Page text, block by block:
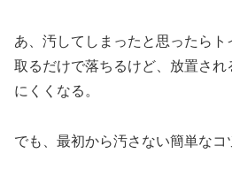
あ、汚してしまったと思ったらト
取るだけで落ちるけど、放置され
にくくなる。
でも、最初から汚さない簡単なコ